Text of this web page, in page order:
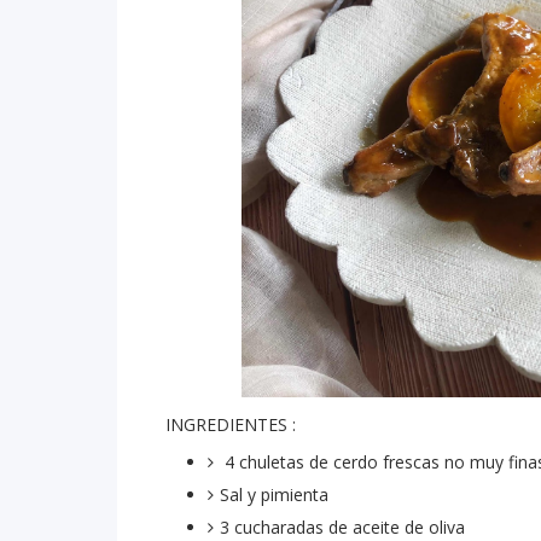
INGREDIENTES :
4 chuletas de cerdo frescas no muy
Sal y pimienta
3 cucharadas de aceite de oliva